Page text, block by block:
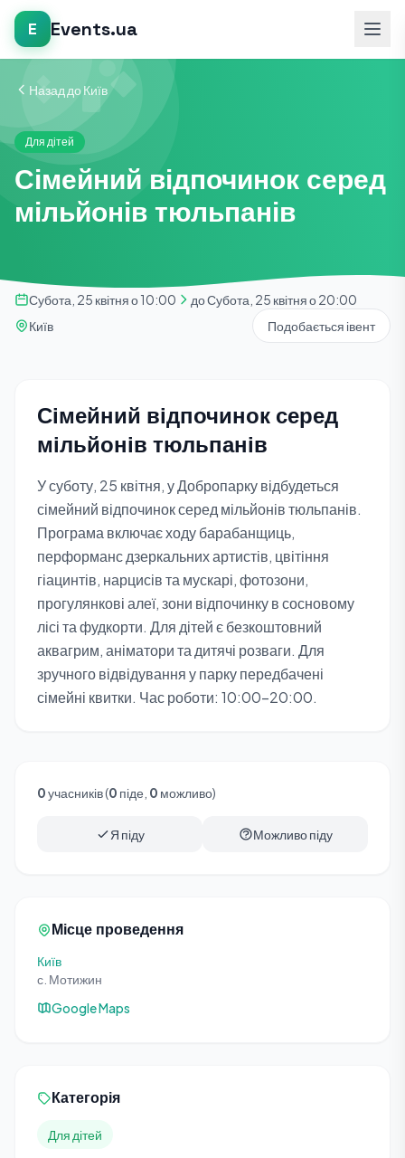
E Events.ua
Назад до Київ
Для дітей
Сімейний відпочинок серед
мільйонів тюльпанів
Субота, 25 квітня о 10:00
до Субота, 25 квітня о 20:00
Київ
Подобається івент
Сімейний відпочинок серед
мільйонів тюльпанів
У суботу, 25 квітня, у Добропарку відбудеться
сімейний відпочинок серед мільйонів тюльпанів.
Програма включає ходу барабанщиць,
перформанс дзеркальних артистів, цвітіння
гіацинтів, нарцисів та мускарі, фотозони,
прогулянкові алеї, зони відпочинку в сосновому
лісі та фудкорти. Для дітей є безкоштовний
аквагрим, аніматори та дитячі розваги. Для
зручного відвідування у парку передбачені
сімейні квитки. Час роботи: 10:00-20:00.
0учасників (0 піде, 0 можливо)
Я піду Можливо піду
Місце проведення
Київ
с. Мотижин
Google Maps
Категорія
Для дітей